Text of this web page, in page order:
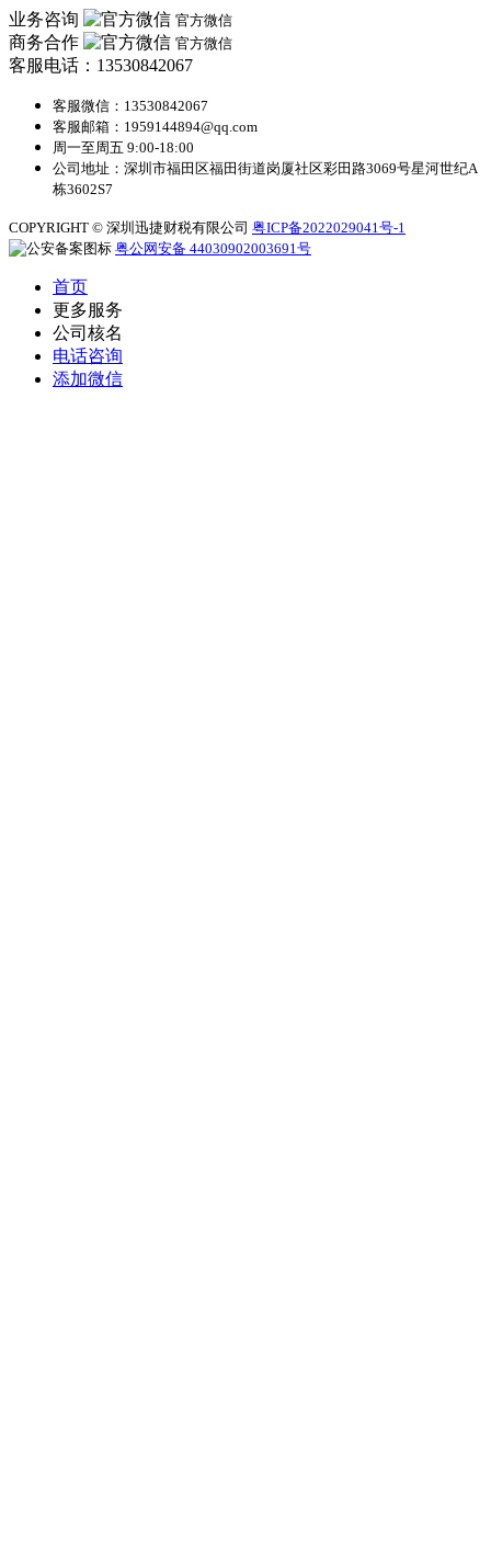
业务咨询 官方微信
商务合作 官方微信
客服电话：13530842067
客服微信：13530842067
客服邮箱：1959144894@qq.com
周一至周五 9:00-18:00
公司地址：深圳市福田区福田街道岗厦社区彩田路3069号星河世纪A
栋3602S7
COPYRIGHT © 深圳迅捷财税有限公司 粤ICP备2022029041号-1
粤公网安备 44030902003691号
首页
更多服务
公司核名
电话咨询
添加微信